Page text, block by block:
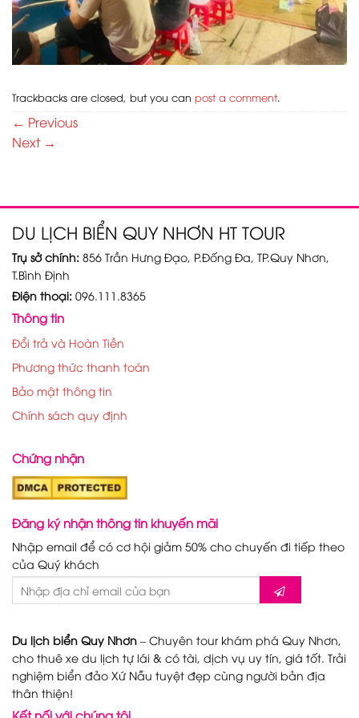
Trackbacks are closed, but you can post a comment.
← Previous
Next →
DU LỊCH BIỂN QUY NHƠN HT TOUR
Trụ sở chính: 856 Trần Hưng Đạo, P.Đống Đa, TP.Quy Nhơn,
T.Bình Định
Điện thoại: 096.111.8365
Thông tin
Đổi trả và Hoàn Tiền
Phương thức thanh toán
Bảo mật thông tin
Chính sách quy định
Chứng nhận
Đăng ký nhận thông tin khuyến mãi
Nhập email để có cơ hội giảm 50% cho chuyến đi tiếp theo
của Quý khách
Du lịch biển Quy Nhơn – Chuyên tour khám phá Quy Nhơn,
cho thuê xe du lịch tự lái & có tài, dịch vụ uy tín, giá tốt. Trải
nghiệm biển đảo Xứ Nẫu tuyệt đẹp cùng người bản địa
thân thiện!
Kết nối với chúng tôi